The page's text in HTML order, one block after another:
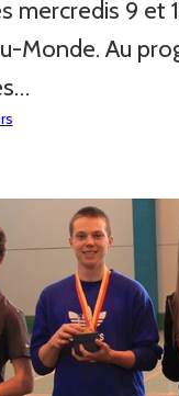
mercredis 9 et
Monde. Au